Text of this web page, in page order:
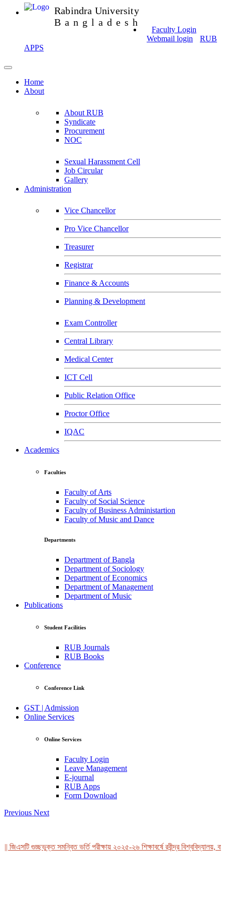
Rabindra University
Bangladesh
Faculty Login
Webmail login
RUB
APPS
Home
About
About RUB
Syndicate
Procurement
NOC
Sexual Harassment Cell
Job Circular
Gallery
Administration
Vice Chancellor
Pro Vice Chancellor
Treasurer
Registrar
Finance & Accounts
Planning & Development
Exam Controller
Central Library
Medical Center
ICT Cell
Public Relation Office
Proctor Office
IQAC
Academics
Faculties
Faculty of Arts
Faculty of Social Science
Faculty of Business Administartion
Faculty of Music and Dance
Departments
Department of Bangla
Department of Sociology
Department of Economics
Department of Management
Department of Music
Publications
Student Facilities
RUB Journals
RUB Books
Conference
Conference Link
GST | Admission
Online Services
Online Services
Faculty Login
Leave Management
E-journal
RUB Apps
Form Download
Previous Next
গুচ্ছভুক্ত সমন্বিত ভর্তি পরীক্ষায় ২০২৫-২৬ শিক্ষাবর্ষে রবীন্দ্র বিশ্ববিদ্যালয়,